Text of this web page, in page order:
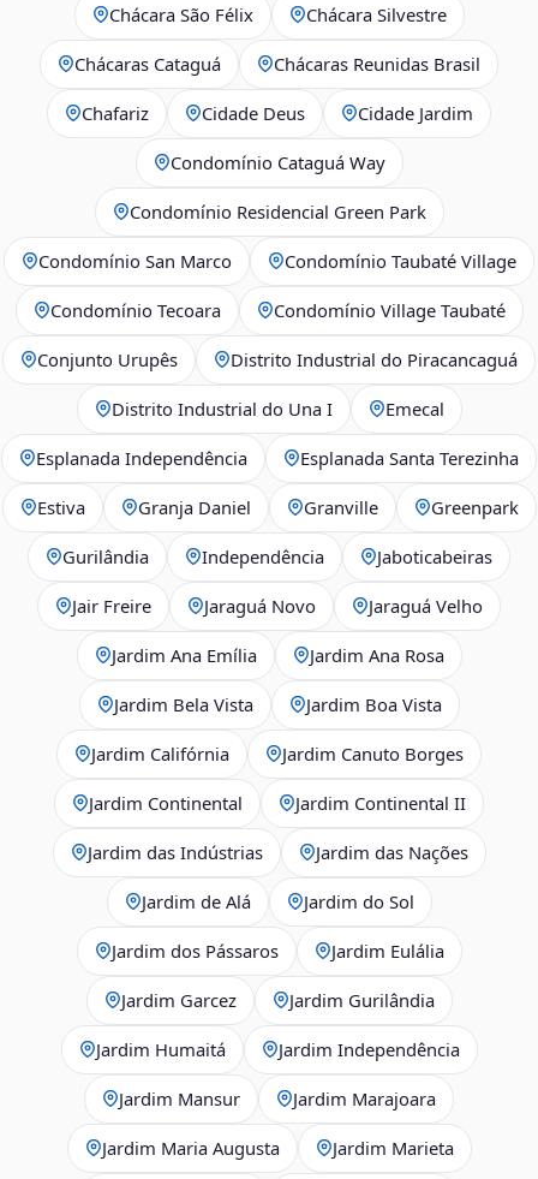
Chácara São Félix Chácara Silvestre
Chácaras Cataguá Chácaras Reunidas Brasil
Chafariz Cidade Deus Cidade Jardim
Condomínio Cataguá Way
Condomínio Residencial Green Park
Condomínio San Marco Condomínio Taubaté Village
Condomínio Tecoara Condomínio Village Taubaté
Conjunto Urupês Distrito Industrial do Piracancaguá
Distrito Industrial do Una I Emecal
Esplanada Independência Esplanada Santa Terezinha
Estiva Granja Daniel Granville Greenpark
Gurilândia Independência Jaboticabeiras
Jair Freire Jaraguá Novo Jaraguá Velho
Jardim Ana Emília Jardim Ana Rosa
Jardim Bela Vista Jardim Boa Vista
Jardim Califórnia Jardim Canuto Borges
Jardim Continental Jardim Continental II
Jardim das Indústrias Jardim das Nações
Jardim de Alá Jardim do Sol
Jardim dos Pássaros Jardim Eulália
Jardim Garcez Jardim Gurilândia
Jardim Humaitá Jardim Independência
Jardim Mansur Jardim Marajoara
Jardim Maria Augusta Jardim Marieta